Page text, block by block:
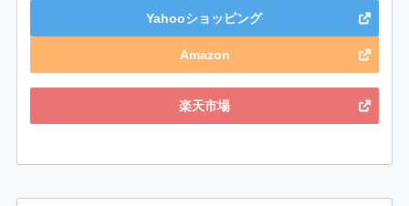
Yahooショッピング
Amazon
楽天市場